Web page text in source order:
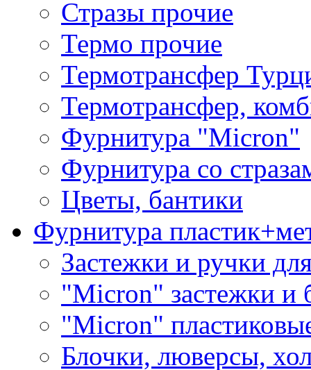
Стразы прочие
Термо прочие
Термотрансфер
Термотрансфер,
Фурнитура "Micron"
Фурнитура со
Цветы, бантики
Фурнитура
Застежки и ручки
"Micron" застежки и
"Micron"
Блочки, люверсы,